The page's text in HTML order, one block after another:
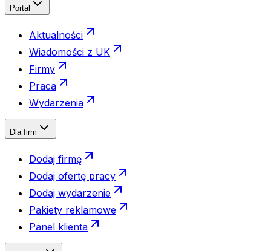
Portal
Aktualności
Wiadomości z UK
Firmy
Praca
Wydarzenia
Dla firm
Dodaj firmę
Dodaj ofertę pracy
Dodaj wydarzenie
Pakiety reklamowe
Panel klienta